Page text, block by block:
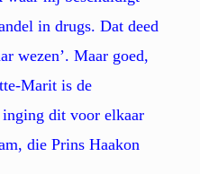
in drugs. Dat deed
wezen’. Maar goed,
Marit is de
dit voor elkaar
die Prins Haakon